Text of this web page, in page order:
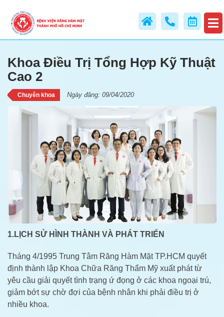
Khoa Điều Trị Tổng Hợp Kỹ
Thuật Cao 2
Khoa Điều Trị Tổng Hợp Kỹ Thuật
Cao 2
Chuyên khoa Ngày đăng: 09/04/2020
1.LỊCH SỬ HÌNH THÀNH VÀ PHÁT TRIỂN
Tháng 4/1995 Trung Tâm Răng Hàm Mặt TP.HCM quyết
định thành lập Khoa Chữa Răng Thẩm Mỹ xuất phát từ
yêu cầu giải quyết tình trạng ứ đọng ở các khoa ngoại trú,
giảm bớt sự chờ đợi của bệnh nhân khi phải điều trị ở
nhiều khoa.